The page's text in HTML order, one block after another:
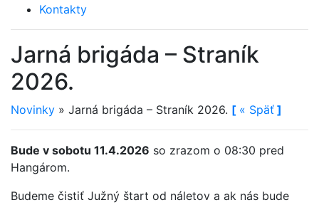
Kontakty
Jarná brigáda – Straník
2026.
Novinky » Jarná brigáda – Straník 2026. [ « Späť ]
Bude v sobotu 11.4.2026 so zrazom o 08:30 pred
Hangárom.
Budeme čistiť Južný štart od náletov a ak nás bude